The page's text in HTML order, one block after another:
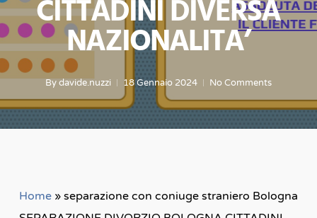
CITTADINI DIVERSA
NAZIONALITA’
Bydavide.nuzzi 18 Gennaio 2024 No Comments
Home» separazione con coniuge straniero Bologna